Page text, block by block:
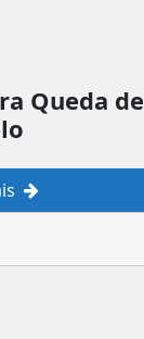
Queda de